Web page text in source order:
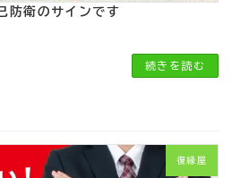
防衛のサインです
続きを読む
復縁屋